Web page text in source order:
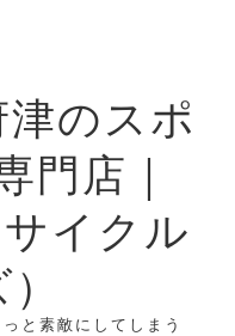
のスポ
門店｜
サイクル
と素敵にしてしまう